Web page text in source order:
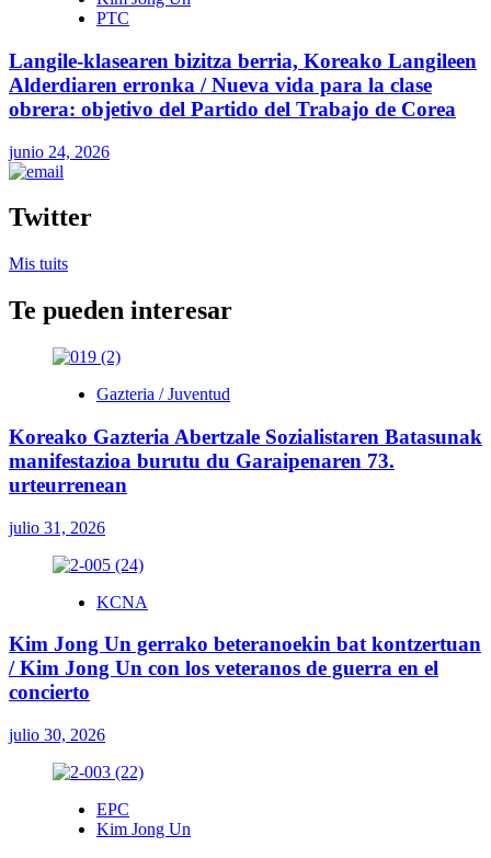
PTC
Langile-klasearen bizitza berria, Koreako Langileen
Alderdiaren erronka / Nueva vida para la clase
obrera: objetivo del Partido del Trabajo de Corea
junio 24, 2026
Twitter
Mis tuits
Te pueden interesar
Gazteria / Juventud
Koreako Gazteria Abertzale Sozialistaren Batasunak
manifestazioa burutu du Garaipenaren 73.
urteurrenean
julio 31, 2026
KCNA
Kim Jong Un gerrako beteranoekin bat kontzertuan
/ Kim Jong Un con los veteranos de guerra en el
concierto
julio 30, 2026
EPC
Kim Jong Un